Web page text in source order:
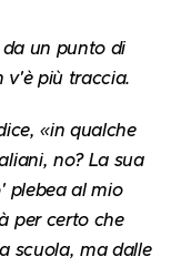
un punto di
v'è più traccia.
«in qualche
no? La sua
plebea al mio
per certo che
scuola, ma dalle